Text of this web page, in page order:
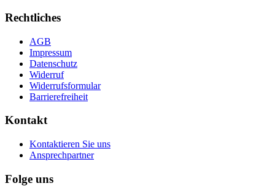
Rechtliches
AGB
Impressum
Datenschutz
Widerruf
Widerrufsformular
Barrierefreiheit
Kontakt
Kontaktieren Sie uns
Ansprechpartner
Folge uns